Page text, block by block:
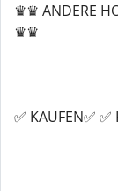
♛♛ ANDERE
♛♛
✅ KAUFEN✅ ✅